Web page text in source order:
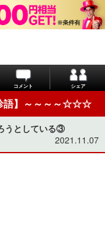
コメント シェア
語】～～～～☆☆☆
うとしている③
2021.11.07